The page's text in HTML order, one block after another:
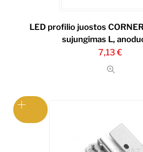
LED profilio juostos
sujungimas L,
7,13€